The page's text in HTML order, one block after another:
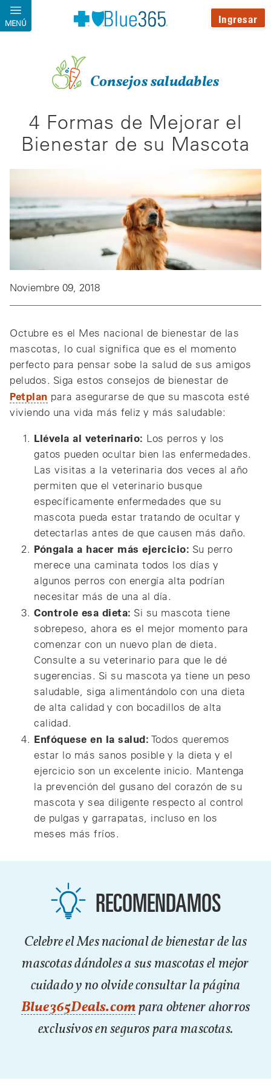
Pasar al contenido principal
MENÚ Ingresar
Consejos saludables
4 Formas de Mejorar el
Bienestar de su Mascota
Noviembre 09, 2018
Octubre es el Mes nacional de bienestar de las
mascotas, lo cual significa que es el momento
perfecto para pensar sobe la salud de sus amigos
peludos. Siga estos consejos de bienestar de
Petplan para asegurarse de que su mascota esté
viviendo una vida más feliz y más saludable:
Llévela al veterinario: Los perros y los
gatos pueden ocultar bien las enfermedades.
Las visitas a la veterinaria dos veces al año
permiten que el veterinario busque
específicamente enfermedades que su
mascota pueda estar tratando de ocultar y
detectarlas antes de que causen más daño.
Póngala a hacer más ejercicio: Su perro
merece una caminata todos los días y
algunos perros con energía alta podrían
necesitar más de una al día.
Controle esa dieta: Si su mascota tiene
sobrepeso, ahora es el mejor momento para
comenzar con un nuevo plan de dieta.
Consulte a su veterinario para que le dé
sugerencias. Si su mascota ya tiene un peso
saludable, siga alimentándolo con una dieta
de alta calidad y con bocadillos de alta
calidad.
Enfóquese en la salud: Todos queremos
estar lo más sanos posible y la dieta y el
ejercicio son un excelente inicio. Mantenga
la prevención del gusano del corazón de su
mascota y sea diligente respecto al control
de pulgas y garrapatas, incluso en los
meses más fríos.
RECOMENDAMOS
Celebre el Mes nacional de bienestar de las
mascotas dándoles a sus mascotas el mejor
cuidado y no olvide consultar la página
Blue365Deals.com para obtener ahorros
exclusivos en seguros para mascotas.